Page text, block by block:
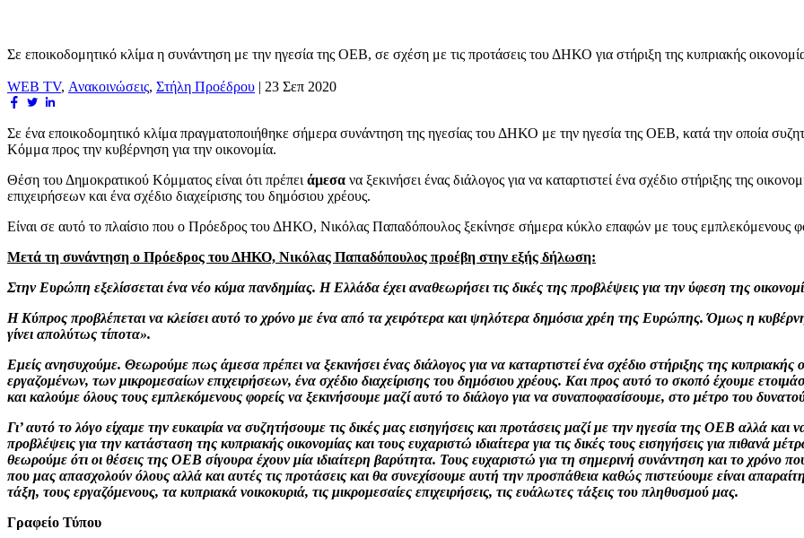
Σε εποικοδομητικό κλίμα η συνάντηση με την ηγεσία της ΟΕΒ, σε σχέση με τις προτάσεις του ΔΗΚΟ για στήριξη της κυπριακής
WEB TV, Ανακοινώσεις, Στήλη Προέδρου | 23 Σεπ 2020
Σε ένα εποικοδομητικό κλίμα πραγματοποιήθηκε σήμερα συνάντηση της ηγεσίας του ΔΗΚΟ με την ηγεσία της ΟΕΒ, κατά την οποία
Κόμμα προς την κυβέρνηση για την οικονομία.
Θέση του Δημοκρατικού Κόμματος είναι ότι πρέπει άμεσα να ξεκινήσει ένας διάλογος για να καταρτιστεί ένα σχέδιο στήριξης της
επιχειρήσεων και ένα σχέδιο διαχείρισης του δημόσιου χρέους.
Είναι σε αυτό το πλαίσιο που ο Πρόεδρος του ΔΗΚΟ, Νικόλας Παπαδόπουλος ξεκίνησε σήμερα κύκλο επαφών με τους εμπλεκόμενους
Μετά τη συνάντηση ο Πρόεδρος του ΔΗΚΟ, Νικόλας Παπαδόπουλος προέβη στην εξής δήλωση:
Στην Ευρώπη εξελίσσεται ένα νέο κύμα πανδημίας. Η Ελλάδα έχει αναθεωρήσει τις δικές της προβλέψεις για την ύφεση της
Η Κύπρος προβλέπεται να κλείσει αυτό το χρόνο με ένα από τα χειρότερα και ψηλότερα δημόσια χρέη της Ευρώπης. Όμως η
γίνει απολύτως τίποτα».
Εμείς ανησυχούμε. Θεωρούμε πως άμεσα πρέπει να ξεκινήσει ένας διάλογος για να καταρτιστεί ένα σχέδιο στήριξης της κυπριακής
εργαζομένων, των μικρομεσαίων επιχειρήσεων, ένα σχέδιο διαχείρισης του δημόσιου χρέους. Και προς αυτό το σκοπό έχουμε
και καλούμε όλους τους εμπλεκόμενους φορείς να ξεκινήσουμε μαζί αυτό το διάλογο για να συναποφασίσουμε, στο μέτρο του
Γι’ αυτό το λόγο είχαμε την ευκαιρία να συζητήσουμε τις δικές μας εισηγήσεις και προτάσεις μαζί με την ηγεσία της ΟΕΒ αλλά και
προβλέψεις για την κατάσταση της κυπριακής οικονομίας και τους ευχαριστώ ιδιαίτερα για τις δικές τους εισηγήσεις για πιθανά
θεωρούμε ότι οι θέσεις της ΟΕΒ σίγουρα έχουν μία ιδιαίτερη βαρύτητα. Τους ευχαριστώ για τη σημερινή συνάντηση και το χρόνο
που μας απασχολούν όλους αλλά και αυτές τις προτάσεις και θα συνεχίσουμε αυτή την προσπάθεια καθώς πιστεύουμε είναι
τάξη, τους εργαζόμενους, τα κυπριακά νοικοκυριά, τις μικρομεσαίες επιχειρήσεις, τις ευάλωτες τάξεις του πληθυσμού μας.
Γραφείο Τύπου